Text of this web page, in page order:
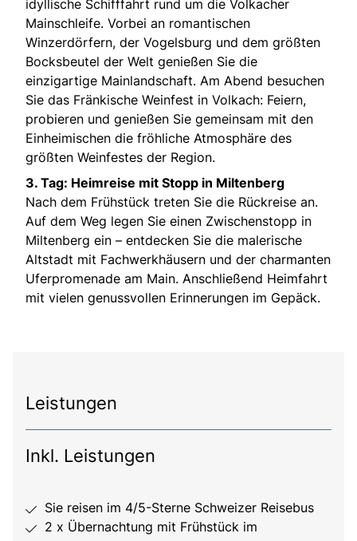
idyllische Schifffahrt rund um die Volkacher
Mainschleife. Vorbei an romantischen
Winzerdörfern, der Vogelsburg und dem größten
Bocksbeutel der Welt genießen Sie die
einzigartige Mainlandschaft. Am Abend besuchen
Sie das Fränkische Weinfest in Volkach: Feiern,
probieren und genießen Sie gemeinsam mit den
Einheimischen die fröhliche Atmosphäre des
größten Weinfestes der Region.
3. Tag: Heimreise mit Stopp in Miltenberg
Nach dem Frühstück treten Sie die Rückreise an.
Auf dem Weg legen Sie einen Zwischenstopp in
Miltenberg ein – entdecken Sie die malerische
Altstadt mit Fachwerkhäusern und der charmanten
Uferpromenade am Main. Anschließend Heimfahrt
mit vielen genussvollen Erinnerungen im Gepäck.
Leistungen
Inkl. Leistungen
Sie reisen im 4/5-Sterne Schweizer Reisebus
2 x Übernachtung mit Frühstück im